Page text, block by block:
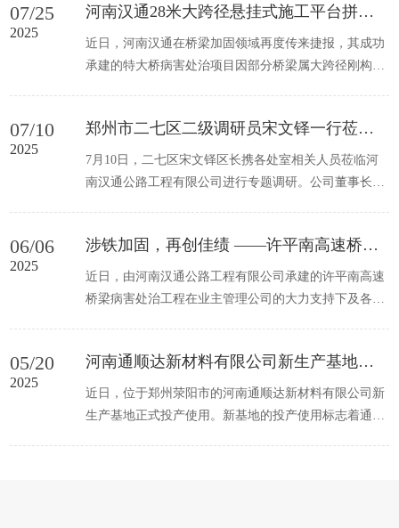
07/25
2025
河南汉通28米大跨径悬挂式施工平台拼装试运行圆满完成
近日，河南汉通在桥梁加固领域再度传来捷报，其成功
承建的特大桥病害处治项目因部分桥梁属大跨径刚构
07/10
2025
郑州市二七区二级调研员宋文铎一行莅临河南汉通调研指导
7月10日，二七区宋文铎区长携各处室相关人员莅临河
南汉通公路工程有限公司进行专题调研。公司董事长李
06/06
2025
涉铁加固，再创佳绩 ——许平南高速桥梁病害处治工程顺利通过交工验收
近日，由河南汉通公路工程有限公司承建的许平南高速
桥梁病害处治工程在业主管理公司的大力支持下及各单
05/20
2025
河南通顺达新材料有限公司新生产基地正式投产使用
近日，位于郑州荥阳市的河南通顺达新材料有限公司新
生产基地正式投产使用。新基地的投产使用标志着通顺